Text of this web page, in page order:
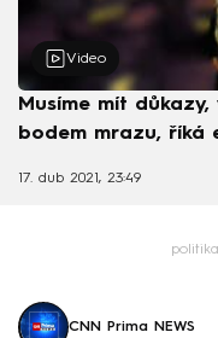
Video
Musíme mít
bodem mrazu, říká
17. dub 2021, 23:49
politika
CNN Prima NEWS